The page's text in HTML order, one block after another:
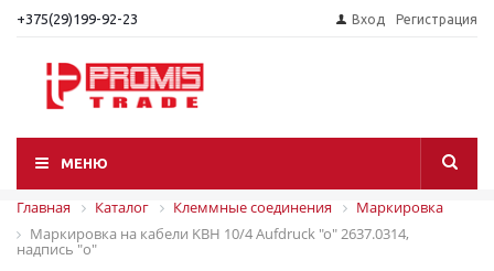
+375(29)199-92-23 Вход Регистрация
МЕНЮ
Главная Каталог Клеммные соединения
Маркировка
Маркировка на кабели KBH 10/4 Aufdruck "o" 2637.0314,
надпись "o"